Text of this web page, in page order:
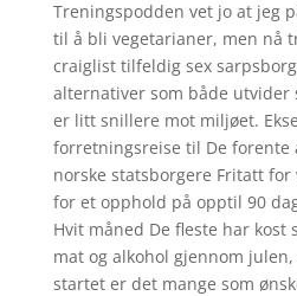
Treningspodden vet jo at jeg
til å bli vegetarianer, men nå
craiglist tilfeldig sex
alternativer som både utvider
er litt snillere mot miljøet.
forretningsreise til De forente
norske statsborgere Fritatt
for et opphold på opptil 90
Hvit måned De fleste har kost
mat og alkohol gjennom
startet er det mange som